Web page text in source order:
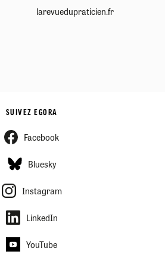
larevuedupraticien.fr
SUIVEZ EGORA
Facebook
Bluesky
Instagram
LinkedIn
YouTube